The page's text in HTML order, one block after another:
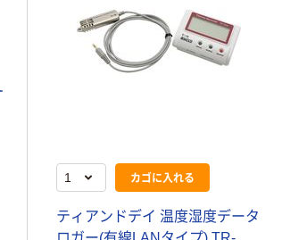
カゴに入れる
ティアンドデイ 温度湿度データ